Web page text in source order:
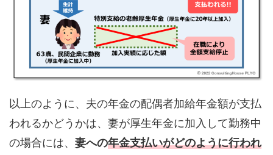
以上のように、夫の年金の配偶者加給年金額が支払
われるかどうかは、妻が厚生年金に加入して勤務中
の場合には、 妻への年金支払いがどのように行われ